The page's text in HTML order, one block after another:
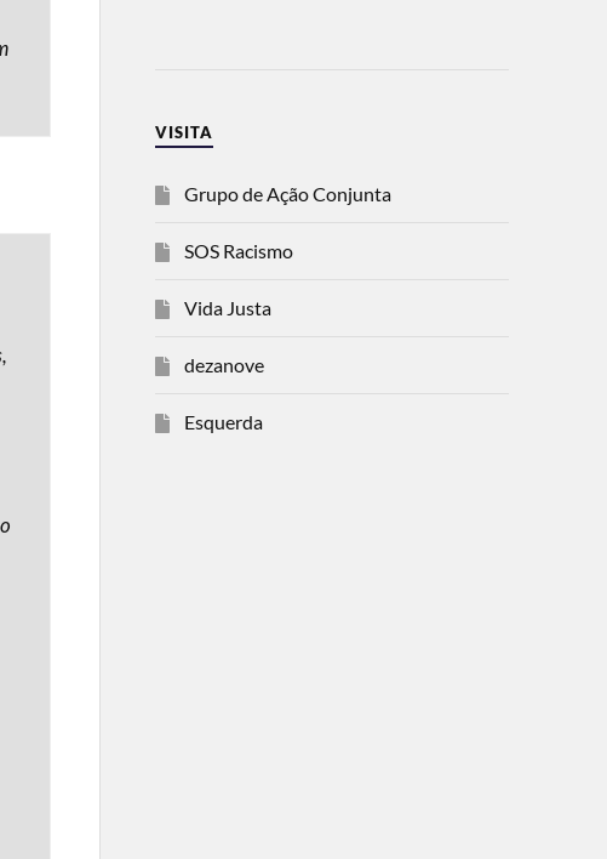
VISITA
Grupo de Ação Conjunta
SOS Racismo
Vida Justa
dezanove
Esquerda